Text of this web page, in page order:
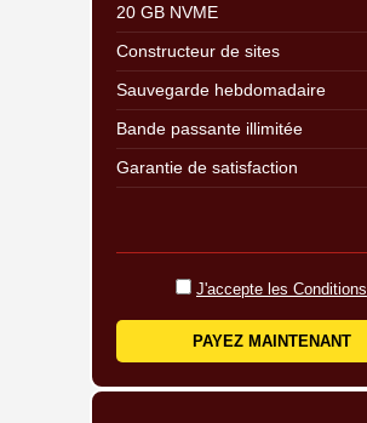
20 GB NVME
Constructeur de sites
Sauvegarde hebdomadaire
Bande passante illimitée
Garantie de satisfaction
J'accepte les Conditions
PAYEZ MAINTENANT